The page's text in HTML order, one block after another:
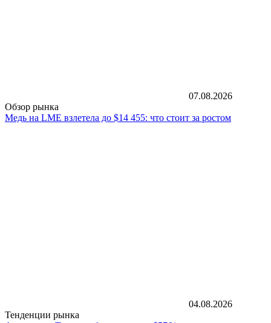
07.08.2026
Обзор рынка
Медь на LME взлетела до $14 455: что стоит за ростом
04.08.2026
Тенденции рынка